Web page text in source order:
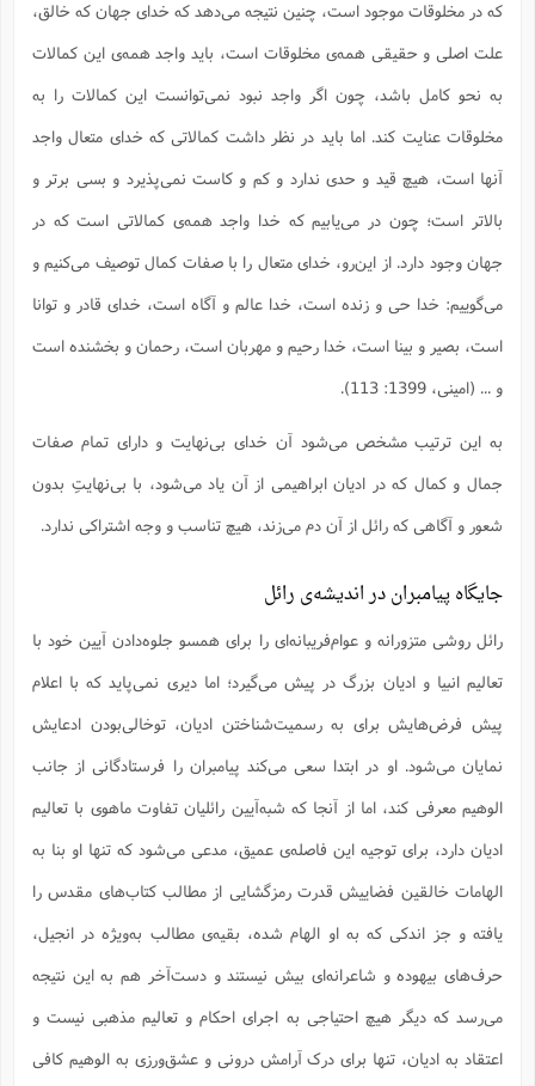
که در مخلوقات موجود است، چنین نتیجه می‌دهد که خدای جهان که خالق،
علت اصلی و حقیقی همه‌ی مخلوقات است، باید واجد همه‌ی این کمالات
به نحو کامل باشد، چون اگر واجد نبود نمی‌توانست این کمالات را به
مخلوقات عنایت کند. اما باید در نظر داشت کمالاتی که خدای متعال واجد
آنها است، هیچ قید و حدی ندارد و کم و کاست نمی‌پذیرد و بسی برتر و
بالاتر است؛ چون در می‌یابیم که خدا واجد همه‌ی کمالاتی است که در
جهان وجود دارد. از این‌رو، خدای متعال را با صفات کمال توصیف می‌کنیم و
می‌گوییم: خدا حی و زنده است، خدا عالم و آگاه است، خدای قادر و توانا
است، بصیر و بینا است، خدا رحیم و مهربان است، رحمان و بخشنده است
و ... (امینی، 1399: 113).
به این ترتیب مشخص می‌شود آن خدای بی‌نهایت و دارای تمام صفات
جمال و کمال که در ادیان ابراهیمی از آن یاد می‌شود، با بی‌نهایتِ بدون
شعور و آگاهی که رائل از آن دم می‌زند، هیچ تناسب و وجه اشتراکی ندارد.
جایگاه پیامبران در اندیشه‌ی رائل
رائل روشی متزورانه و عوام‌فریبانه‌ای را برای همسو جلوه‌دادن آیین خود با
تعالیم انبیا و ادیان بزرگ در پیش می‌گیرد؛ اما دیری نمی‌پاید که با اعلام
پیش فرض‌هایش برای به رسمیت‌شناختن ادیان، توخالی‌بودن ادعایش
نمایان می‌شود. او در ابتدا سعی می‌کند پیامبران را فرستادگانی از جانب
الوهیم معرفی کند، اما از آنجا که شبه‌آیین رائلیان تفاوت ماهوی با تعالیم
ادیان دارد، برای توجیه این فاصله‌ی عمیق، مدعی می‌شود که تنها او بنا به
الهامات خالقین فضاییش قدرت رمزگشایی از مطالب کتاب‌های مقدس را
یافته و جز اندکی که به او الهام شده، بقیه‌ی مطالب به‌ویژه در انجیل،
حرف‌های بیهوده و شاعرانه‌ای بیش نیستند و دست‌آخر هم به این نتیجه
می‌رسد که دیگر هیچ احتیاجی به اجرای احکام و تعالیم مذهبی نیست و
اعتقاد به ادیان، تنها برای درک آرامش درونی و عشق‌ورزی به الوهیم کافی